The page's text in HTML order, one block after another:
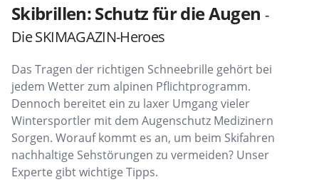
Skibrillen: Schutz für die Augen -
Die SKIMAGAZIN-Heroes
Das Tragen der richtigen Schneebrille gehört bei
jedem Wetter zum alpinen Pflichtprogramm.
Dennoch bereitet ein zu laxer Umgang vieler
Wintersportler mit dem Augenschutz Medizinern
Sorgen. Worauf kommt es an, um beim Skifahren
nachhaltige Sehstörungen zu vermeiden? Unser
Experte gibt wichtige Tipps.